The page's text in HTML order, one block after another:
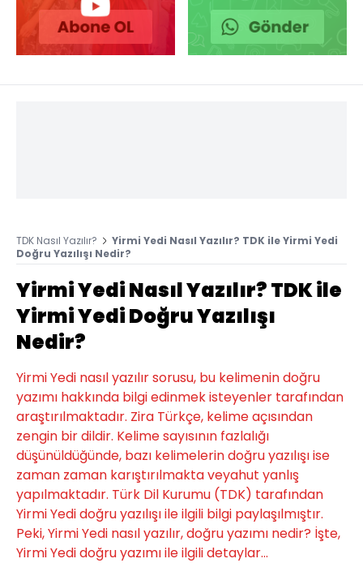
TDK Nasıl Yazılır?
Yirmi Yedi Nasıl Yazılır? TDK ile Yirmi Yedi
Doğru Yazılışı Nedir?
Yirmi Yedi Nasıl Yazılır? TDK ile
Yirmi Yedi Doğru Yazılışı
Nedir?
Yirmi Yedi nasıl yazılır sorusu, bu kelimenin doğru
yazımı hakkında bilgi edinmek isteyenler tarafından
araştırılmaktadır. Zira Türkçe, kelime açısından
zengin bir dildir. Kelime sayısının fazlalığı
düşünüldüğünde, bazı kelimelerin doğru yazılışı ise
zaman zaman karıştırılmakta veyahut yanlış
yapılmaktadır. Türk Dil Kurumu (TDK) tarafından
Yirmi Yedi doğru yazılışı ile ilgili bilgi paylaşılmıştır.
Peki, Yirmi Yedi nasıl yazılır, doğru yazımı nedir? İşte,
Yirmi Yedi doğru yazımı ile ilgili detaylar...